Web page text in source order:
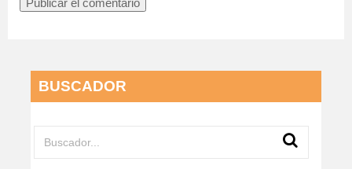
BUSCADOR